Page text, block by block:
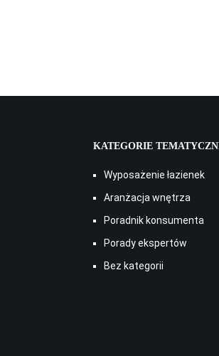
KATEGORIE
Wyposażenie łazienek
Aranżacja wnętrza
Poradnik konsumenta
Porady ekspertów
Bez kategorii